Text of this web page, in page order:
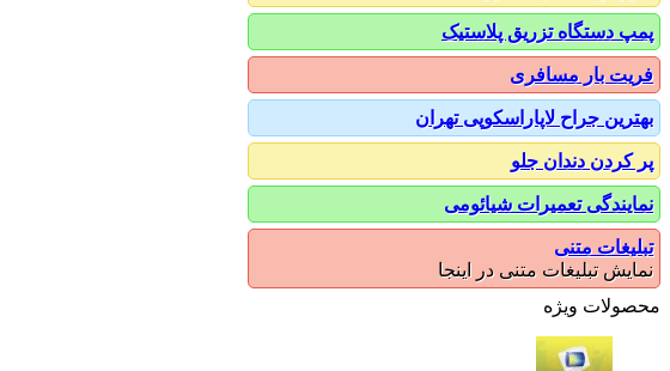
پمپ دستگاه تزریق پلاستیک
فریت بار مسافری
بهترین جراح لاپاراسکوپی تهران
پر کردن دندان جلو
نمایندگی تعمیرات شیائومی
تبلیغات متنی
نمایش تبلیغات متنی در اینجا
محصولات ویژه